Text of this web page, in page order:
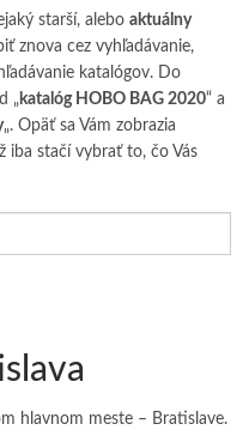
starší, alebo aktuálny
znova cez vyhľadávanie,
katalógov. Do
„katalóg HOBO BAG 2020“ a
„. Opäť sa Vám zobrazia
iba stačí vybrať to, čo Vás
hlavnom meste – Bratislave.